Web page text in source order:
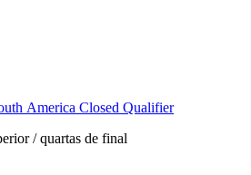
America Closed Qualifier
/ quartas de final